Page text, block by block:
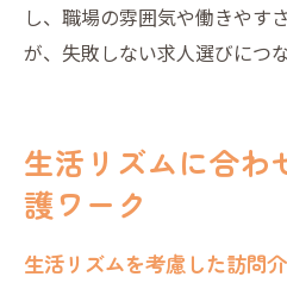
し、職場の雰囲気や働きやす
が、失敗しない求人選びにつな
生活リズムに合わ
護ワーク
生活リズムを考慮した訪問